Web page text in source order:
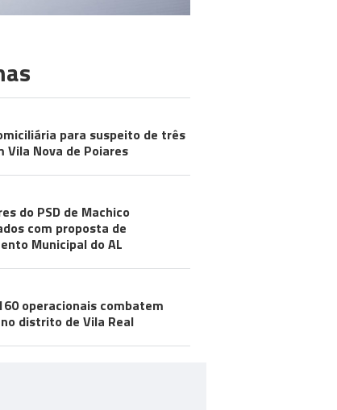
para suspeito de três
Vila Nova de Poiares
do PSD de Machico
com proposta de
Municipal do AL
operacionais combatem
distrito de Vila Real